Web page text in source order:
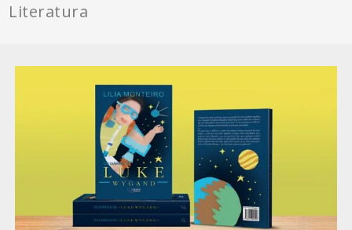
Literatura